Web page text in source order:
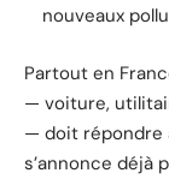
nouveaux
Partout en
— voiture,
— doit répondre
s’annonce déjà